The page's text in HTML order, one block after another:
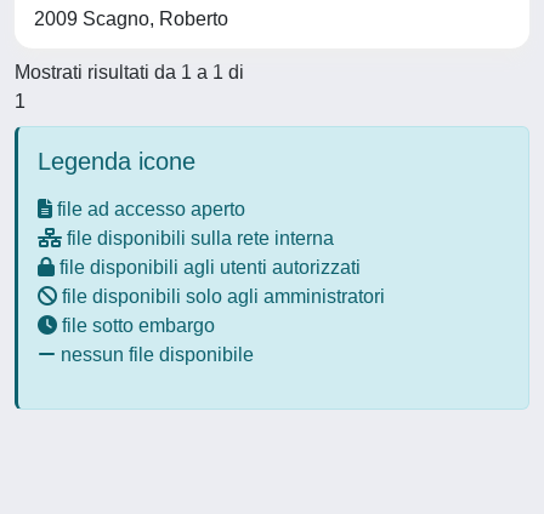
2009 Scagno, Roberto
Mostrati risultati da 1 a 1 di
1
Legenda icone
file ad accesso aperto
file disponibili sulla rete interna
file disponibili agli utenti autorizzati
file disponibili solo agli amministratori
file sotto embargo
nessun file disponibile